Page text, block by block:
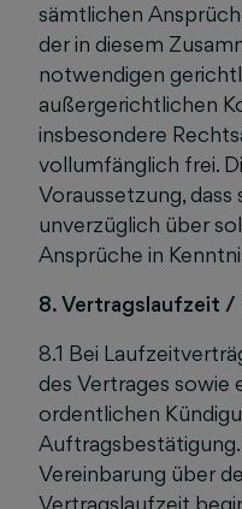
sämtlichen
der in diesem
notwendigen
außergerichtlichen
insbesondere
vollumfänglich frei.
Voraussetzung, dass
unverzüglich über
Ansprüche in
8. Vertragslaufzeit /
8.1 Bei
des Vertrages sowie
ordentlichen
Vereinbarung über
Vertragslaufzeit